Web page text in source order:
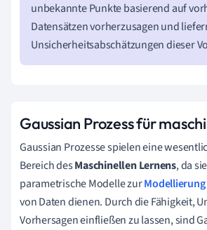
unbekannte Punkte basierend auf
Datensätzen vorherzusagen und
Unsicherheitsabschätzungen dieser
Gaussian Prozess für
Gaussian Prozesse spielen eine
Bereich desMaschinellen Lernens, da
parametrische Modelle zurModellierung
von Daten dienen. Durch die Fähigkeit,
Vorhersagen einfließen zu lassen, sind